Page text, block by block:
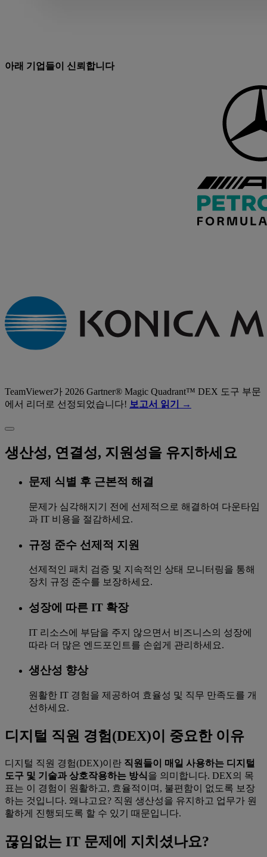
아래 기업들이 신뢰합니다
TeamViewer가 2026 Gartner® Magic Quadrant™ DEX 도구 부문
에서 리더로 선정되었습니다! 보고서 읽기 →
생산성, 연결성, 지원성을 유지하세요
문제 식별 후 근본적 해결
문제가 심각해지기 전에 선제적으로 해결하여 다운타임
과 IT 비용을 절감하세요.
규정 준수 선제적 지원
선제적인 패치 검증 및 지속적인 상태 모니터링을 통해
장치 규정 준수를 보장하세요.
성장에 따른 IT 확장
IT 리소스에 부담을 주지 않으면서 비즈니스의 성장에
따라 더 많은 엔드포인트를 손쉽게 관리하세요.
생산성 향상
원활한 IT 경험을 제공하여 효율성 및 직무 만족도를 개
선하세요.
디지털 직원 경험(DEX)이 중요한 이유
디지털 직원 경험(DEX)이란 직원들이 매일 사용하는 디지털
도구 및 기술과 상호작용하는 방식을 의미합니다. DEX의 목
표는 이 경험이 원활하고, 효율적이며, 불편함이 없도록 보장
하는 것입니다. 왜냐고요? 직원 생산성을 유지하고 업무가 원
활하게 진행되도록 할 수 있기 때문입니다.
끊임없는 IT 문제에 지치셨나요?